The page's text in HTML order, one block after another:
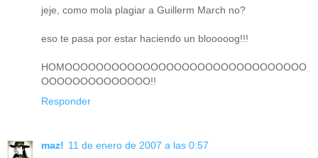
jeje, como mola plagiar a Guillerm March no?
eso te pasa por estar haciendo un blooooog!!!
HOMOOOOOOOOOOOOOOOOOOOOOOOOOOOOOOO
OOOOOOOOOOOOOO!!
Responder
maz! 11 de enero de 2007 a las 0:57